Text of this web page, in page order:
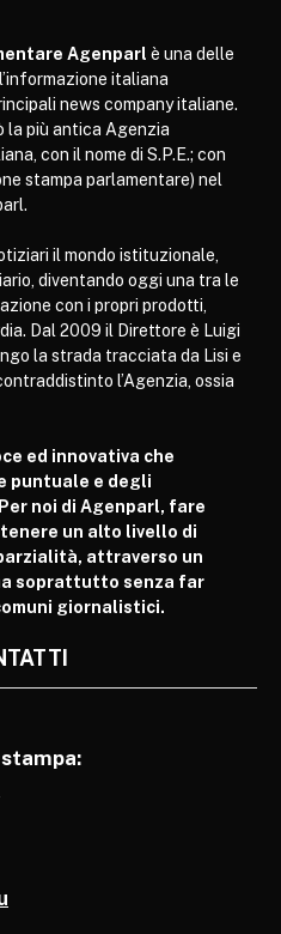
Agenparl è una delle
italiana
news company italiane.
la più antica Agenzia
con il nome di S.P.E.; con
stampa parlamentare) nel
il mondo istituzionale,
diventando oggi una tra le
con i propri prodotti,
Dal 2009 il Direttore è Luigi
la strada tracciata da Lisi e
l’Agenzia, ossia
ed innovativa che
puntuale e degli
noi di Agenparl, fare
un alto livello di
attraverso un
soprattutto senza far
giornalistici.